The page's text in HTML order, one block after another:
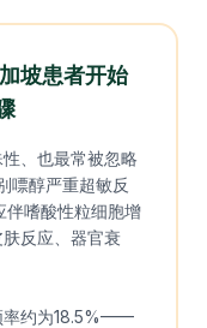
坡患者开始
、也最常被忽略
嘌醇严重超敏反
嗜酸性粒细胞增
反应、器官衰
率约为18.5%——